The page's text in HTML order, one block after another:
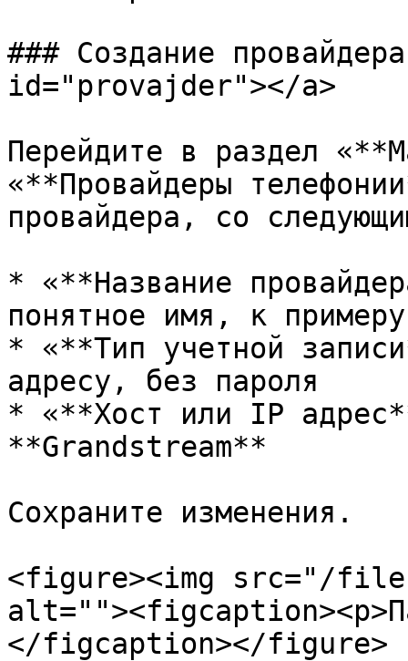
### Создание
id="provajder"></a>
Перейдите в раздел
«**Провайдеры
провайдера, со
* «**Название
понятное имя, к
* «**Тип учетной
адресу, без пароля
* «**Хост или IP
**Grandstream**
Сохраните изменения.
<figure><img src="/
</figcaption></figure>